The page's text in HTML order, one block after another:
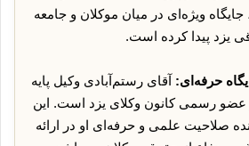
جایگاه ویژه‌ای در میان موکلان و جامعه
یزد پیدا کرده است.
حرفه‌ای: آقای رستم‌آبادی وکیل پایه
عضو رسمی کانون وکلای یزد است. این
صلاحیت علمی و حرفه‌ای او در ارائه